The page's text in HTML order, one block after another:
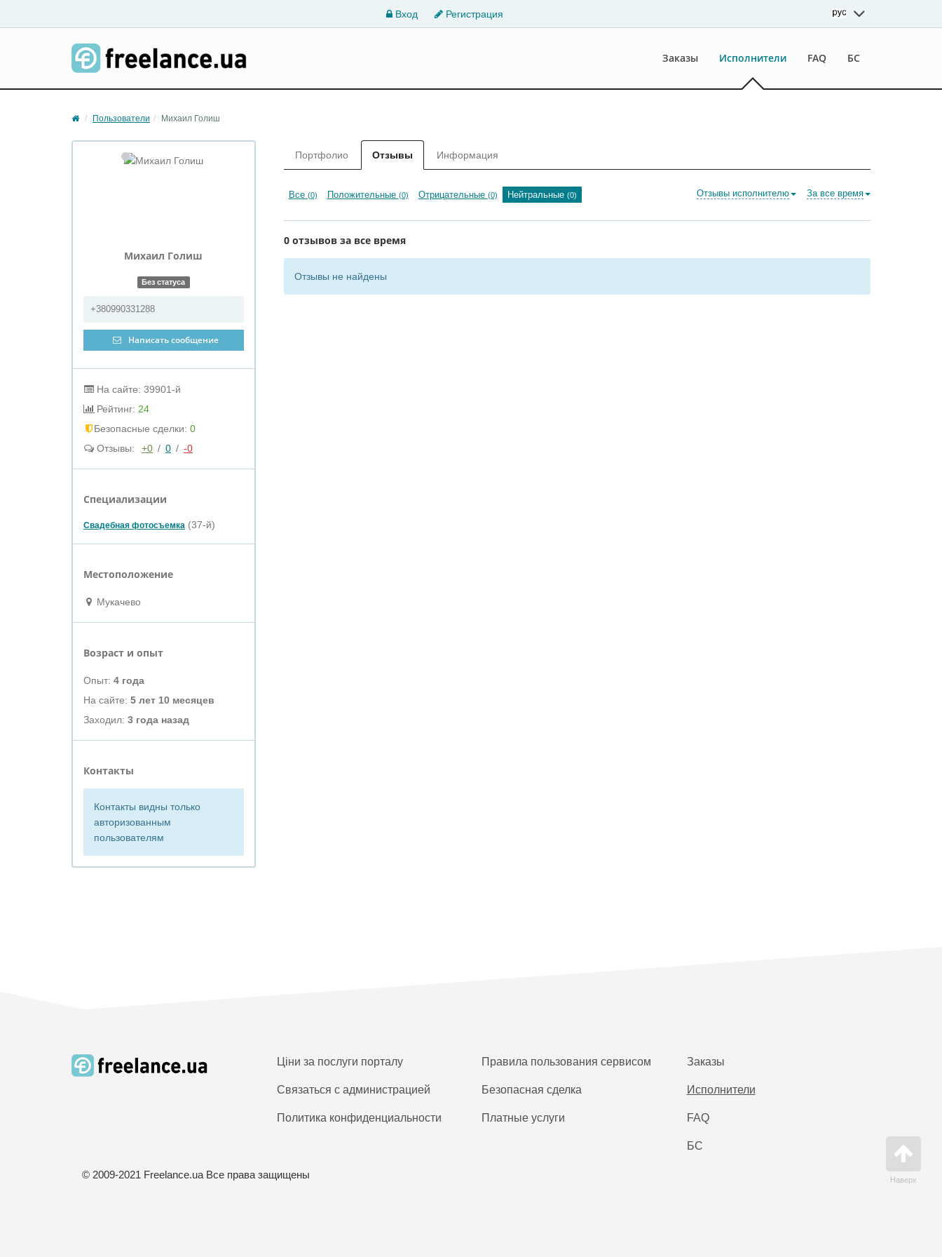
Вход Регистрация
Заказы Исполнители FAQ БС
Пользователи Михаил Голиш
Михаил Голиш
Без статуса
+380990331288
Написать сообщение
На сайте: 39901-й
Рейтинг: 24
Бeзопасные сделки: 0
Отзывы:
+0 / 0 / -0
Специализации
Свадебная фотосъемка (37-й)
Местоположение
Мукачево
Возраст и опыт
Опыт: 4 года
На сайте: 5 лет 10 месяцев
Заходил: 3 года назад
Контакты
Контакты видны только
авторизованным
пользователям
Портфолио Отзывы Информация
Все (0) Положительные (0) Отрицательные (0) Нейтральные (0) За все время
Отзывы исполнителю
0 отзывов за все время
Отзывы не найдены
Наверх
Ціни за послуги порталу
Связаться с администрацией
Политика конфиденциальности
Правила пользования сервисом
Безопасная сделка
Платные услуги
Заказы
Исполнители
FAQ
БС
© 2009-2021 Freelance.ua Все права защищены